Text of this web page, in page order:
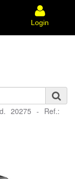
Login
20275 - Ref.: